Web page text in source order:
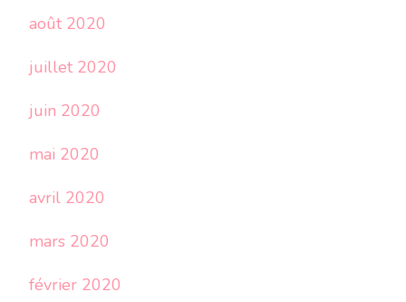
août 2020
juillet 2020
juin 2020
mai 2020
avril 2020
mars 2020
février 2020